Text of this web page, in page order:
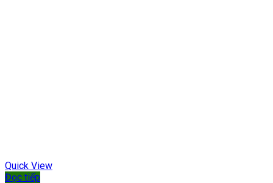
Quick View
Đọc tiếp